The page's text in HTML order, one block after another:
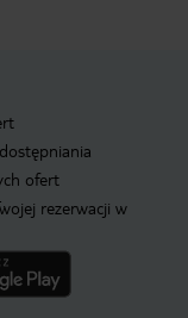
ofert
rezerwacji w